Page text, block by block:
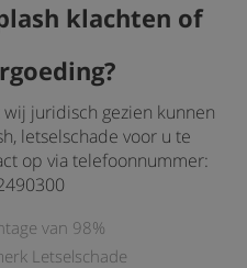
klachten of
juridisch gezien kunnen
letselschade voor u te
op via telefoonnummer:
van 98%
Letselschade